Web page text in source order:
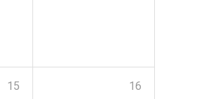
15 16